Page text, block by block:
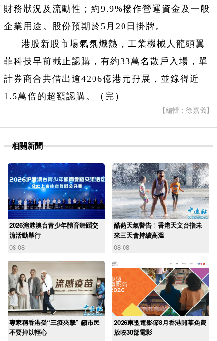
財務狀況及流動性；約9.9%撥作營運資金及一般
企業用途。股份預期於5月20日掛牌。
港股新股市場氣氛熾熱，工業機械人龍頭翼
菲科技早前截止認購，有約33萬名散戶入場，單
計券商合共借出逾4206億港元孖展，並錄得近
1.5萬倍的超額認購。（完）
【編輯：徐嘉儀】
相關新聞
2026滬港澳台青少年體育舞蹈交
流活動舉行
08-08
酷熱天氣警告！香港天文台指未
來三天會持續高溫
08-08
專家稱香港受“三疫夾擊” 籲市民
不要掉以輕心
2026東盟電影節8月香港開幕免費
放映30部電影